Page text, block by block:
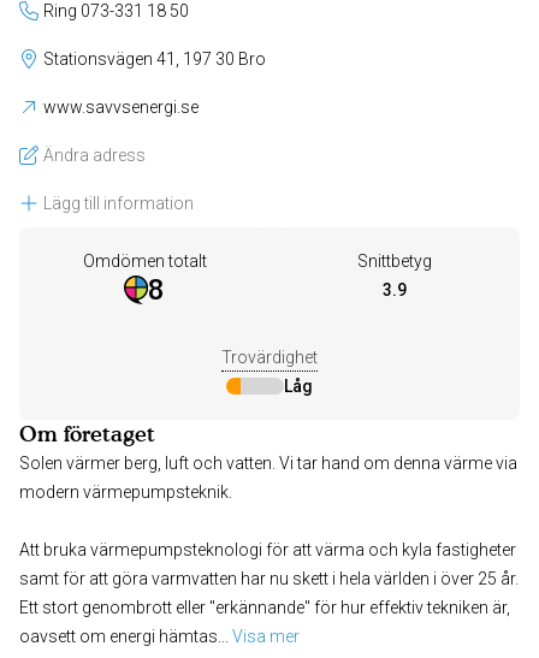
Ring 073-331 18 50
Stationsvägen 41, 197 30 Bro
www.savvsenergi.se
Ändra adress
Lägg till information
Omdömen totalt
8
Snittbetyg
3.9
Trovärdighet
Låg
Om företaget
Solen värmer berg, luft och vatten. Vi tar hand om denna värme via
modern värmepumpsteknik.
Att bruka värmepumpsteknologi för att värma och kyla fastigheter
samt för att göra varmvatten har nu skett i hela världen i över 25 år.
Ett stort genombrott eller "erkännande" för hur effektiv tekniken är,
oavsett om energi hämtas... Visa mer